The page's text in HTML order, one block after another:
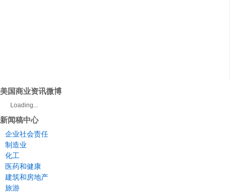
美国商业资讯微博
Loading...
新闻稿中心
企业社会责任
制造业
化工
医药和健康
建筑和房地产
旅游